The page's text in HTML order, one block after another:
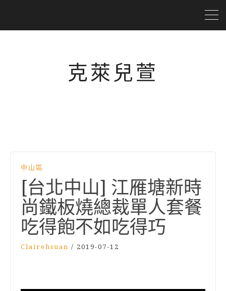
克萊兒萱
中山區
[台北中山] 江雁塘新時
尚鐵板燒總裁單人套餐
吃得飽不如吃得巧
Clairehsuan / 2019-07-12